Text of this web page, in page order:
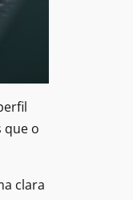
que o
clara